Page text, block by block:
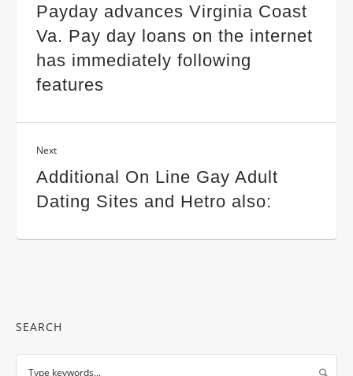
Payday advances Virginia Coast
Va. Pay day loans on the internet
has immediately following
features
Next
Additional On Line Gay Adult
Dating Sites and Hetro also:
SEARCH